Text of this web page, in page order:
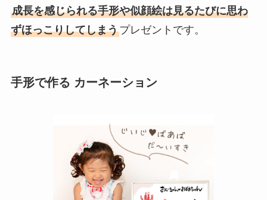
成長を感じられる手形や似顔絵は見るたびに思わ
ずほっこりしてしまうプレゼントです。
手形で作る カーネーション